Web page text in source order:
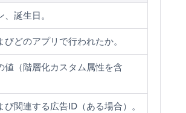
誕生日。
どのアプリで行われたか。
値（階層化カスタム属性を含
関連する広告ID（ある場合）。